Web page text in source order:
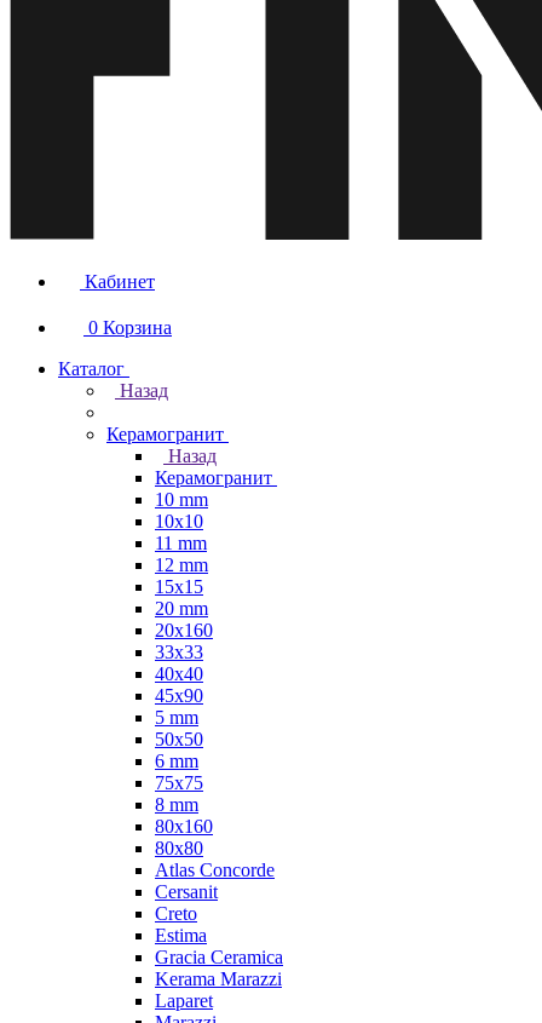
Кабинет
0 Корзина
Каталог
Назад
Керамогранит
Назад
Керамогранит
10 mm
10x10
11 mm
12 mm
15x15
20 mm
20х160
33x33
40х40
45x90
5 mm
50x50
6 mm
75х75
8 mm
80x160
80x80
Atlas Concorde
Cersanit
Creto
Estima
Gracia Ceramica
Kerama Marazzi
Laparet